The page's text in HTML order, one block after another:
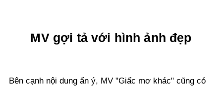
MV gợi tả với hình ảnh đẹp
Bên cạnh nội dung ẩn ý, MV "Giấc mơ khác" cũng có